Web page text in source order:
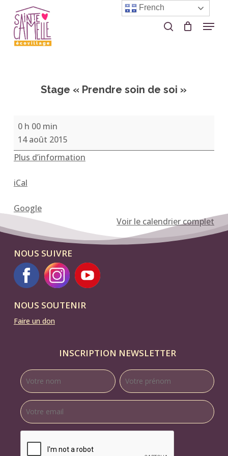
main
content
search Menu
Stage « Prendre soin de soi »
Stage
Prendre
soin
soi
0 h 00 min
14 août 2015
Plus d’information
iCal
Google
Voir le calendrier complet
NOUS SUIVRE
NOUS SOUTENIR
Faire un don
INSCRIPTION NEWSLETTER
Close
French